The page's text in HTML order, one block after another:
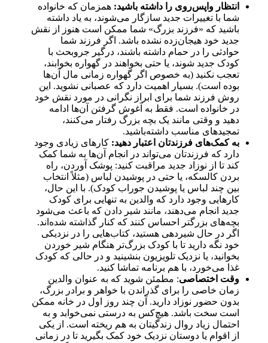
انتظار واپس‌روی را داشته باشید: همزمان که خانواده
شما با تغییرات جدید سازگار می‌شوند، به یاد داشته
باشید که «فرزند بزرگ» شما ممکن است هنوز از نقش
جدید خود هیجان‌زده نشده باشد. اگر فرزند شما
حوادثی را در حمام داشته باشند، درگیر جروبحث با
کودک جدید شوند، یا حتی بخواهند در گهواره بخوابند،
تعجب نکنید (به خصوص اگر گهواره زمانی مال آن‌ها
بوده است). بسیار اهمیت دارد که عصبانی نشوید. این
روش فرزند شما برای ابراز نگرانی در مورد نقش خود
در خانواده است. فقط به آغوش گرفتن آن‌ها ادامه
دهید و وقتی مانند یک بچه بزرگ رفتار می‌کنند،
تمجیدهای مناسب داشته‌باشید.
به کمک‌های فرزندتان اعتبار دهید: کارهای زیادی وجود
دارد که فرزندتان می‌تواند در انجام آن‌ها به شما کمک
کند تا از نوزاد جدید مراقبت کنید: پوشک آوردن، راه
بردن کالسکه، یا حتی در پوشیدن لباس (مثلاً انتخاب
بین چند لباس یا پوشیدن جوراب کودک). با این حال،
کارهایی وجود دارد که والدین به تنهایی برای کودک
جدید انجام می‌دهند، مانند شیر دادن که باعث می‌شود
بچه‌های بزرگتر احساس کنند که کنار گذاشته شده‌اند.
اگر در حال شیردهی هستید، کتاب‌هایی را در نزدیکی
خود نگه دارید تا با کودک بزرگ‌تر هنگام شیر خوردن
بخوانید، یا نزدیک تلویزیون بنشینید و در حالی که کودک
غذا می‌خورد، با هم برنامه تماشا کنید.
وقت اختصاصی: مطمئن شوید که به عنوان والدین
زمان خاصی را برای گذراندن با خواهر و برادر بزرگ،
بدون حضور نوزاد دارید. آن چند روز اول در خانه ممکن
است سخت باشد. هیچ‌کس به درستی نمی‌خوابد و به
احتمال زیاد روال زندگیتان به هم ریخته است. از یکی
از اقوام یا دوستان نزدیک خود کمک بگیرید تا در زمانی